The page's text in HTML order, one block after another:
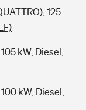
125
kW, Diesel,
kW, Diesel,